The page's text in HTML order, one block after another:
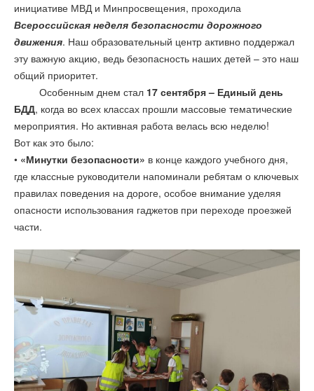
Родителям
инициативе МВД и Минпросвещения, проходила
Всероссийская неделя безопасности дорожного
движения. Наш образовательный центр активно поддержал
эту важную акцию, ведь безопасность наших детей – это наш
общий приоритет.
Особенным днем стал 17 сентября – Единый день
БДД, когда во всех классах прошли массовые тематические
мероприятия. Но активная работа велась всю неделю!
Вот как это было:
• «Минутки безопасности» в конце каждого учебного дня,
где классные руководители напоминали ребятам о ключевых
правилах поведения на дороге, особое внимание уделяя
опасности использования гаджетов при переходе проезжей
части.